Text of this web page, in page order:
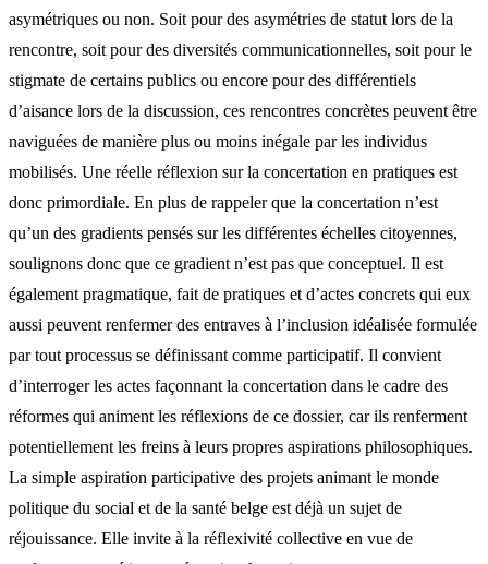
asymétriques ou non. Soit pour des asymétries de statut lors de la
rencontre, soit pour des diversités communicationnelles, soit pour le
stigmate de certains publics ou encore pour des différentiels
d’aisance lors de la discussion, ces rencontres concrètes peuvent être
naviguées de manière plus ou moins inégale par les individus
mobilisés. Une réelle réflexion sur la concertation en pratiques est
donc primordiale. En plus de rappeler que la concertation n’est
qu’un des gradients pensés sur les différentes échelles citoyennes,
soulignons donc que ce gradient n’est pas que conceptuel. Il est
également pragmatique, fait de pratiques et d’actes concrets qui eux
aussi peuvent renfermer des entraves à l’inclusion idéalisée formulée
par tout processus se définissant comme participatif. Il convient
d’interroger les actes façonnant la concertation dans le cadre des
réformes qui animent les réflexions de ce dossier, car ils renferment
potentiellement les freins à leurs propres aspirations philosophiques.
La simple aspiration participative des projets animant le monde
politique du social et de la santé belge est déjà un sujet de
réjouissance. Elle invite à la réflexivité collective en vue de